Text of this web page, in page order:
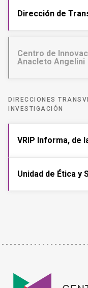
Dirección de
Centro de
Anacleto Angelini
DIRECCIONES
INVESTIGACIÓN
VRIP Informa, de
Unidad de Ética y